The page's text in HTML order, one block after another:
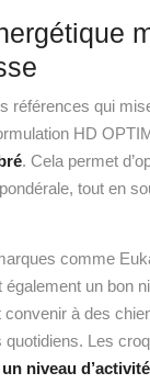
références qui
HD
. Cela permet
tout en
comme
un bon
à des
quotidiens. Les
niveau